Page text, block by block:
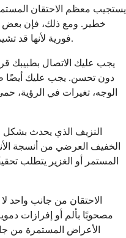
يستجيب معظم الاحتقان
خطير. ومع ذلك، فإن بعض
فورية لأنها قد تشير إلى مضاعفات أو حالات أكثر خطورة.
دون تحسن. يجب عليك أيضًا
الوجه، تغيرات في الرؤية،
النزيف الذي يحدث بشكل
الخفيف العرضي من أنسجة
المستمر أو الغزير يتطلب
الاحتقان من جانب واحد
مصحوبًا بألم أو إفرازات
الأعراض المستمرة من